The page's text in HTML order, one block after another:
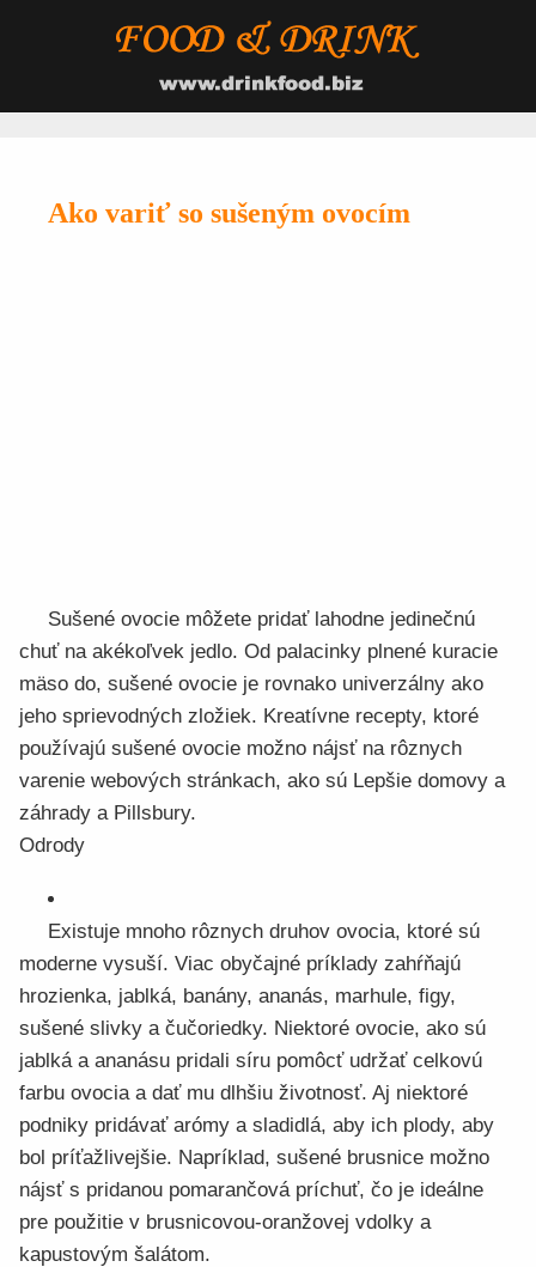
Ako variť so sušeným ovocím
Sušené ovocie môžete pridať lahodne jedinečnú
chuť na akékoľvek jedlo. Od palacinky plnené kuracie
mäso do, sušené ovocie je rovnako univerzálny ako
jeho sprievodných zložiek. Kreatívne recepty, ktoré
používajú sušené ovocie možno nájsť na rôznych
varenie webových stránkach, ako sú Lepšie domovy a
záhrady a Pillsbury.
Odrody
Existuje mnoho rôznych druhov ovocia, ktoré sú
moderne vysuší. Viac obyčajné príklady zahŕňajú
hrozienka, jablká, banány, ananás, marhule, figy,
sušené slivky a čučoriedky. Niektoré ovocie, ako sú
jablká a ananásu pridali síru pomôcť udržať celkovú
farbu ovocia a dať mu dlhšiu životnosť. Aj niektoré
podniky pridávať arómy a sladidlá, aby ich plody, aby
bol príťažlivejšie. Napríklad, sušené brusnice možno
nájsť s pridanou pomarančová príchuť, čo je ideálne
pre použitie v brusnicovou-oranžovej vdolky a
kapustovým šalátom.